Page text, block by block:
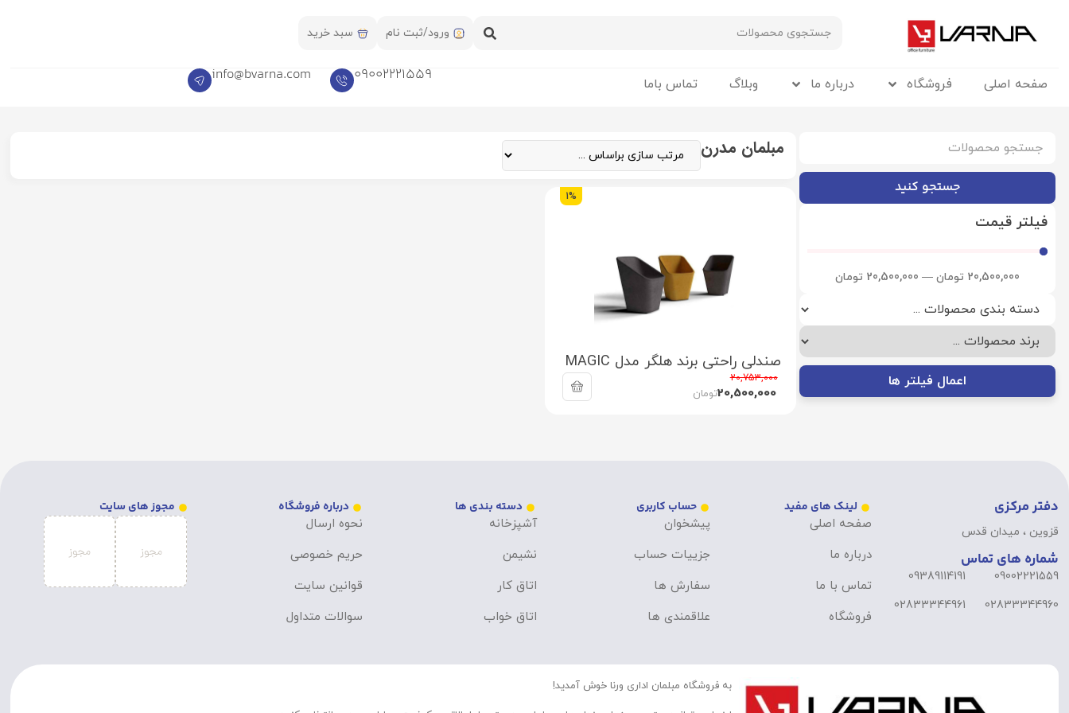
ورود/ثبت نام سبد خرید
صفحه اصلی فروشگاه درباره ما وبلاگ تماس باما 09002221559
info@bvarna.com
جستجو کنید
فیلتر قیمت
20,500,000 تومان —
20,500,000 تومان
اعمال فیلتر ها
مبلمان مدرن
1%
صندلی راحتی برند هلگر مدل MAGIC
20,753,000
20,500,000تومان
دفتر مرکزی
قزوین ، میدان قدس
شماره های تماس
09002221559
02833344960
09389114191
02833344961
لینک های مفید
صفحه اصلی
درباره ما
تماس با ما
فروشگاه
حساب کاربری
پیشخوان
جزییات حساب
سفارش ها
علاقمندی ها
دسته بندی ها
آشپزخانه
نشیمن
اتاق کار
اتاق خواب
درباره فروشگاه
نحوه ارسال
حریم خصوصی
قوانین سایت
سوالات متداول
مجوز های سایت
به فروشگاه مبلمان اداری ورنا خوش آمدید!